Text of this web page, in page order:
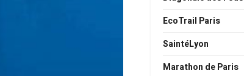
EcoTrail Paris
SaintéLyon
Marathon de Paris